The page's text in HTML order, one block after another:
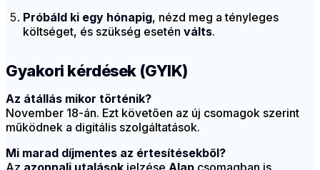
Próbáld ki egy hónapig, nézd meg a tényleges
költséget, és szükség esetén válts.
Gyakori kérdések (GYIK)
Az átállás mikor történik?
November 18-án. Ezt követően az új csomagok szerint
működnek a digitális szolgáltatások.
Mi marad díjmentes az értesítésekből?